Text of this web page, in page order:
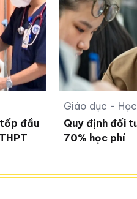
đầu
Giáo dục -
Quy định đối
70% học phí